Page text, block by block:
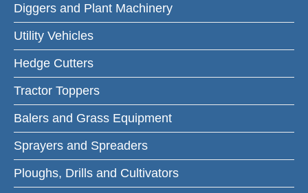
Diggers and Plant Machinery
Utility Vehicles
Hedge Cutters
Tractor Toppers
Balers and Grass Equipment
Sprayers and Spreaders
Ploughs, Drills and Cultivators